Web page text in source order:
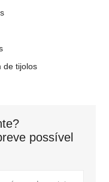
de tijolos
possível